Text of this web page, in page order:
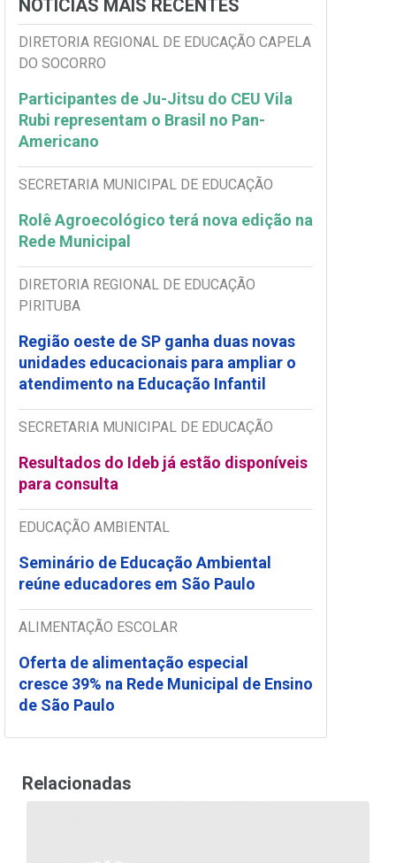
NOTÍCIAS MAIS RECENTES
DIRETORIA REGIONAL DE EDUCAÇÃO CAPELA
DO SOCORRO
Participantes de Ju-Jitsu do CEU Vila
Rubi representam o Brasil no Pan-
Americano
SECRETARIA MUNICIPAL DE EDUCAÇÃO
Rolê Agroecológico terá nova edição na
Rede Municipal
DIRETORIA REGIONAL DE EDUCAÇÃO
PIRITUBA
Região oeste de SP ganha duas novas
unidades educacionais para ampliar o
atendimento na Educação Infantil
SECRETARIA MUNICIPAL DE EDUCAÇÃO
Resultados do Ideb já estão disponíveis
para consulta
EDUCAÇÃO AMBIENTAL
Seminário de Educação Ambiental
reúne educadores em São Paulo
ALIMENTAÇÃO ESCOLAR
Oferta de alimentação especial
cresce 39% na Rede Municipal de Ensino
de São Paulo
Relacionadas